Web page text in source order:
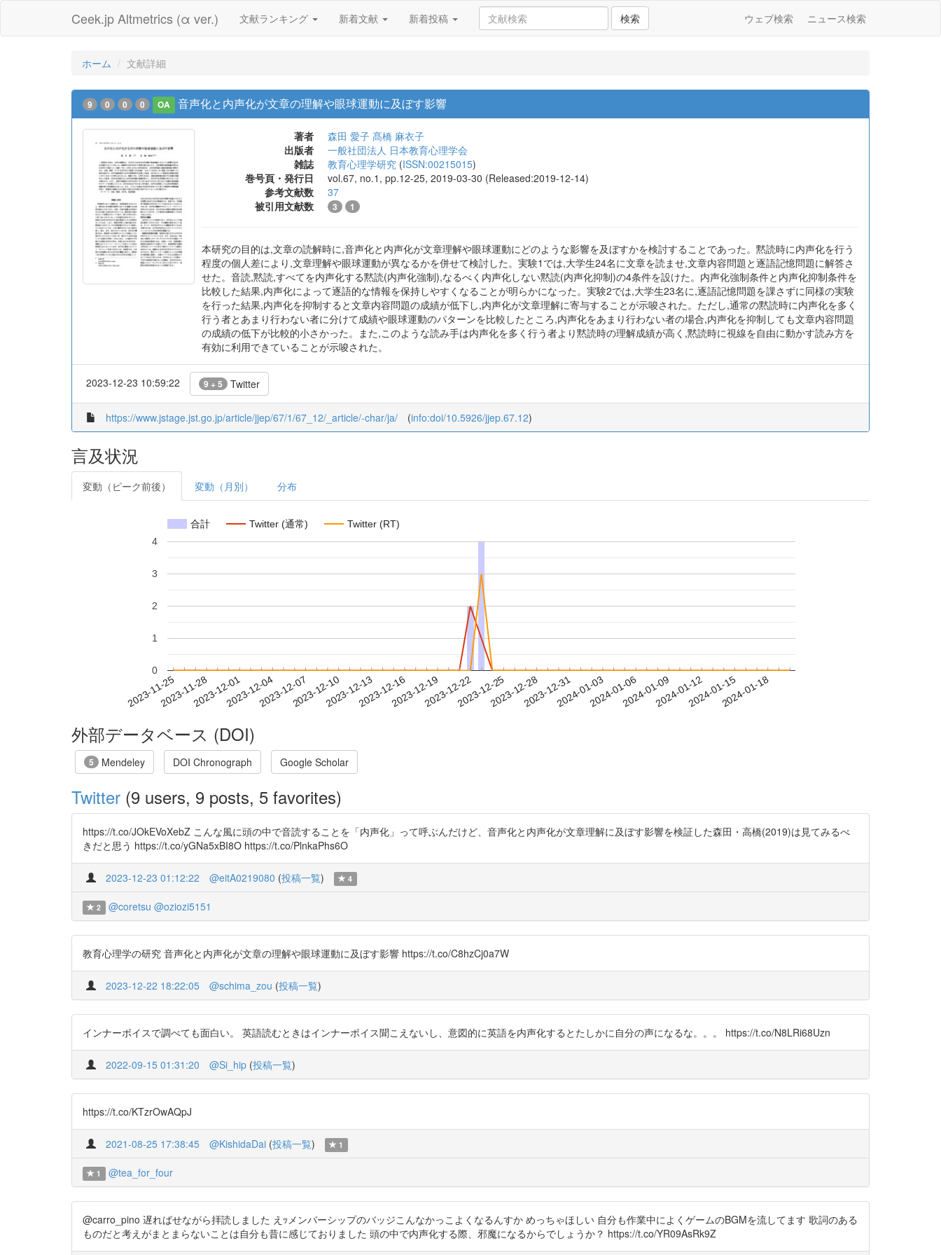
Ceek.jp Altmetrics (α ver.) 文献ランキング 新着文献 新着投稿 検索 ウェブ検索 ニュース検索
ホーム 文献詳細
9 0 0 0 OA 音声化と内声化が文章の理解や眼球運動に及ぼす影響
著者 森田 愛子 髙橋 麻衣子
出版者
一般社団法人 日本教育心理学会
雑誌
教育心理学研究 (ISSN:00215015)
巻号頁・発行日
vol.67, no.1, pp.12-25, 2019-03-30 (Released:2019-12-14)
参考文献数
37
被引用文献数
3 1
本研究の目的は,文章の読解時に,音声化と内声化が文章理解や眼球運動にどのような影響を及ぼすかを検討することであった。黙読時に内声化を行う
程度の個人差により,文章理解や眼球運動が異なるかを併せて検討した。実験1では,大学生24名に文章を読ませ,文章内容問題と逐語記憶問題に解答さ
せた。音読,黙読,すべてを内声化する黙読(内声化強制),なるべく内声化しない黙読(内声化抑制)の4条件を設けた。内声化強制条件と内声化抑制条件を
比較した結果,内声化によって逐語的な情報を保持しやすくなることが明らかになった。実験2では,大学生23名に,逐語記憶問題を課さずに同様の実験
を行った結果,内声化を抑制すると文章内容問題の成績が低下し,内声化が文章理解に寄与することが示唆された。ただし,通常の黙読時に内声化を多く
行う者とあまり行わない者に分けて成績や眼球運動のパターンを比較したところ,内声化をあまり行わない者の場合,内声化を抑制しても文章内容問題
の成績の低下が比較的小さかった。また,このような読み手は内声化を多く行う者より黙読時の理解成績が高く,黙読時に視線を自由に動かす読み方を
有効に利用できていることが示唆された。
2023-12-23 10:59:22 9 + 5 Twitter
https://www.jstage.jst.go.jp/article/jjep/67/1/67_12/_article/-char/ja/ (info:doi/10.5926/jjep.67.12)
言及状況
変動（ピーク前後） 変動（月別） 分布
合計 Twitter (通常) Twitter (RT)
2023-11-252023-11-282023-12-012023-12-042023-12-072023-12-102023-12-132023-12-162023-12-192023-12-222023-12-252023-12-282023-12-312024-01-032024-01-062024-01-092024-01-122024-01-152024-01-18
0
1
2
3
4
外部データベース (DOI)
5 Mendeley DOI Chronograph Google Scholar
Twitter (9 users, 9 posts, 5 favorites)
https://t.co/JOkEVoXebZ こんな風に頭の中で音読することを「内声化」って呼ぶんだけど、音声化と内声化が文章理解に及ぼす影響を検証した森田・高橋(2019)は見てみるべ
きだと思う https://t.co/yGNa5xBI8O https://t.co/PlnkaPhs6O
2023-12-23 01:12:22 @eitA0219080 (投稿一覧) 4
2 @coretsu @oziozi5151
教育心理学の研究 音声化と内声化が文章の理解や眼球運動に及ぼす影響 https://t.co/C8hzCj0a7W
2023-12-22 18:22:05 @schima_zou (投稿一覧)
インナーボイスで調べても面白い。 英語読むときはインナーボイス聞こえないし、意図的に英語を内声化するとたしかに自分の声になるな。。。 https://t.co/N8LRi68Uzn
2022-09-15 01:31:20 @Si_hip (投稿一覧)
https://t.co/KTzrOwAQpJ
2021-08-25 17:38:45 @KishidaDai (投稿一覧) 1
1 @tea_for_four
@carro_pino 遅ればせながら拝読しました えｯメンバーシップのバッジこんなかっこよくなるんすか めっちゃほしい 自分も作業中によくゲームのBGMを流してます 歌詞のある
ものだと考えがまとまらないことは自分も昔に感じておりました 頭の中で内声化する際、邪魔になるからでしょうか？ https://t.co/YR09AsRk9Z